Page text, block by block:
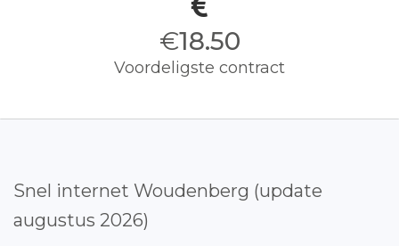
€18.50
Voordeligste contract
Snel internet Woudenberg (update
augustus 2026)